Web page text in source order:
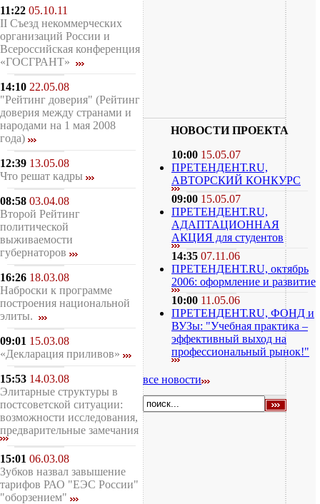
11:22 05.10.11
II Съезд некоммерческих
организаций России и
Всероссийская конференция
«ГОСГРАНТ»
14:10 22.05.08
"Рейтинг доверия" (Рейтинг
доверия между странами и
народами на 1 мая 2008
года)
12:39 13.05.08
Что решат кадры
08:58 03.04.08
Второй Рейтинг
политической
выживаемости
губернаторов
16:26 18.03.08
Наброски к программе
построения национальной
элиты.
09:01 15.03.08
«Декларация приливов»
15:53 14.03.08
Элитарные структуры в
постсоветской ситуации:
возможности исследования,
предварительные замечания
15:01 06.03.08
Зубков назвал завышение
тарифов РАО "ЕЭС России"
"оборзением"
НОВОСТИ ПРОЕКТА
10:00 15.05.07
ПРЕТЕНДЕНТ.RU,
АВТОРСКИЙ КОНКУРС
09:00 15.05.07
ПРЕТЕНДЕНТ.RU,
АДАПТАЦИОННАЯ
АКЦИЯ для студентов
14:35 07.11.06
ПРЕТЕНДЕНТ.RU, октябрь
2006: оформление и развитие
10:00 11.05.06
ПРЕТЕНДЕНТ.RU, ФОНД и
ВУЗы: "Учебная практика –
эффективный выход на
профессиональный рынок!"
все новости